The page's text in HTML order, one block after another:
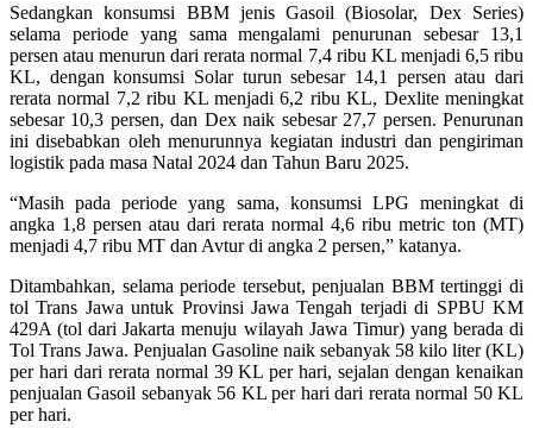
Sedangkan konsumsi BBM jenis Gasoil (Biosolar, Dex Series)
selama periode yang sama mengalami penurunan sebesar 13,1
persen atau menurun dari rerata normal 7,4 ribu KL menjadi 6,5 ribu
KL, dengan konsumsi Solar turun sebesar 14,1 persen atau dari
rerata normal 7,2 ribu KL menjadi 6,2 ribu KL, Dexlite meningkat
sebesar 10,3 persen, dan Dex naik sebesar 27,7 persen. Penurunan
ini disebabkan oleh menurunnya kegiatan industri dan pengiriman
logistik pada masa Natal 2024 dan Tahun Baru 2025.
“Masih pada periode yang sama, konsumsi LPG meningkat di
angka 1,8 persen atau dari rerata normal 4,6 ribu metric ton (MT)
menjadi 4,7 ribu MT dan Avtur di angka 2 persen,” katanya.
Ditambahkan, selama periode tersebut, penjualan BBM tertinggi di
tol Trans Jawa untuk Provinsi Jawa Tengah terjadi di SPBU KM
429A (tol dari Jakarta menuju wilayah Jawa Timur) yang berada di
Tol Trans Jawa. Penjualan Gasoline naik sebanyak 58 kilo liter (KL)
per hari dari rerata normal 39 KL per hari, sejalan dengan kenaikan
penjualan Gasoil sebanyak 56 KL per hari dari rerata normal 50 KL
per hari.